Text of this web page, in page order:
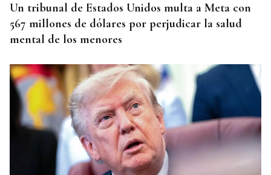
Un tribunal de Estados Unidos multa a Meta con
567 millones de dólares por perjudicar la salud
mental de los menores